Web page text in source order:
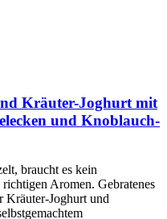
Kräuter-Joghurt mit
und Knoblauch-
braucht es kein
Aromen. Gebratenes
Kräuter-Joghurt und